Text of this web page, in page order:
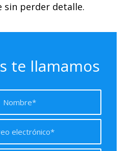
sin perder detalle.
te llamamos